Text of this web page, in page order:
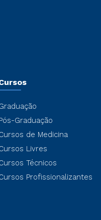
Graduação
de Medicina
Livres
Técnicos
Profissionalizantes